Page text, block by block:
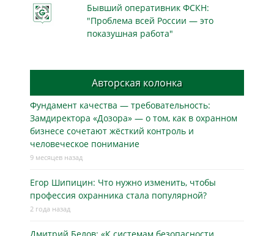
Бывший оперативник ФСКН:
"Проблема всей России — это
показушная работа"
Авторская колонка
Фундамент качества — требовательность:
Замдиректора «Дозора» — о том, как в охранном
бизнесe сочетают жёсткий контроль и
человеческое понимание
9 месяцев назад
Егор Шипицин: Что нужно изменить, чтобы
профессия охранника стала популярной?
2 года назад